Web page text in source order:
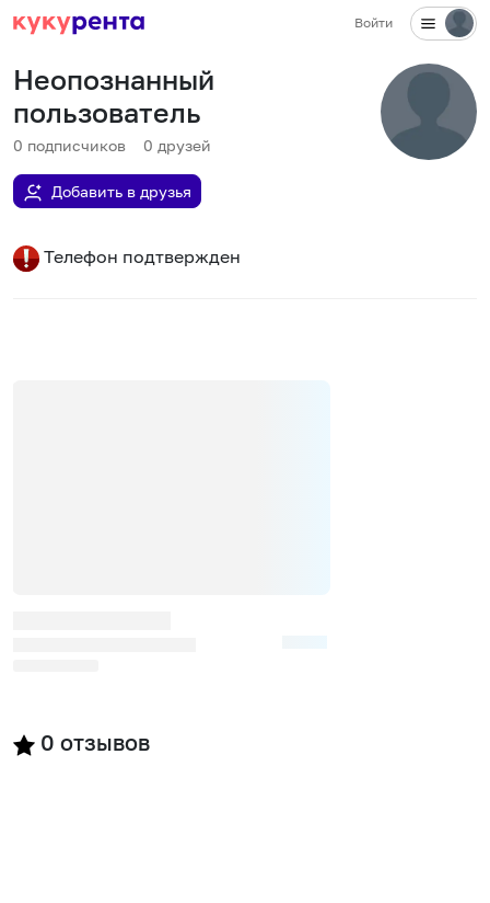
Войти
Неопознанный
пользователь
0 подписчиков 0 друзей
Добавить в друзья
Телефон подтвержден
0 отзывов